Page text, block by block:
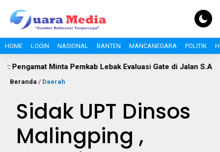
HOME LOGIN NASIONAL BANTEN MANCANEGARA POLITIK
Pemkab Lebak Evaluasi Gate di Jalan S.A. Tirtayasa
Beranda / Daerah
Sidak UPT Dinsos
Malingping ,